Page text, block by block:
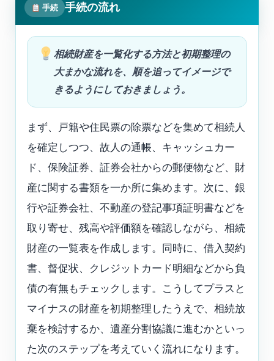
手続 手続の流れ
相続財産を一覧化する方法と初期整理の
大まかな流れを、順を追ってイメージで
きるようにしておきましょう。
まず、戸籍や住民票の除票などを集めて相続人
を確定しつつ、故人の通帳、キャッシュカー
ド、保険証券、証券会社からの郵便物など、財
産に関する書類を一か所に集めます。次に、銀
行や証券会社、不動産の登記事項証明書などを
取り寄せ、残高や評価額を確認しながら、相続
財産の一覧表を作成します。同時に、借入契約
書、督促状、クレジットカード明細などから負
債の有無もチェックします。こうしてプラスと
マイナスの財産を初期整理したうえで、相続放
棄を検討するか、遺産分割協議に進むかといっ
た次のステップを考えていく流れになります。